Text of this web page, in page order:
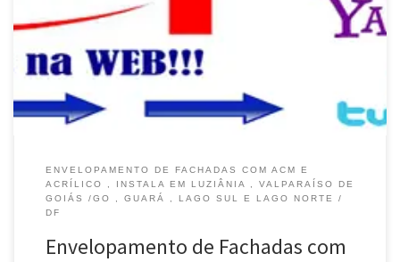
Envelopamento de Placas com Letra Caixa e ACM –Atende
Alexânia / GO Comunicação Visual , Serviço de Envelopamento
com Neon – GAMA / DF Fachada em ACM, com serviço de
Envelopamento–Instala no Lago Sul […]
ENVELOPAMENTO DE FACHADAS COM ACM E
ACRÍLICO , INSTALA EM LUZIÂNIA , VALPARAÍSO DE
GOIÁS /GO , GUARÁ , LAGO SUL E LAGO NORTE /
DF
Envelopamento de Fachadas com